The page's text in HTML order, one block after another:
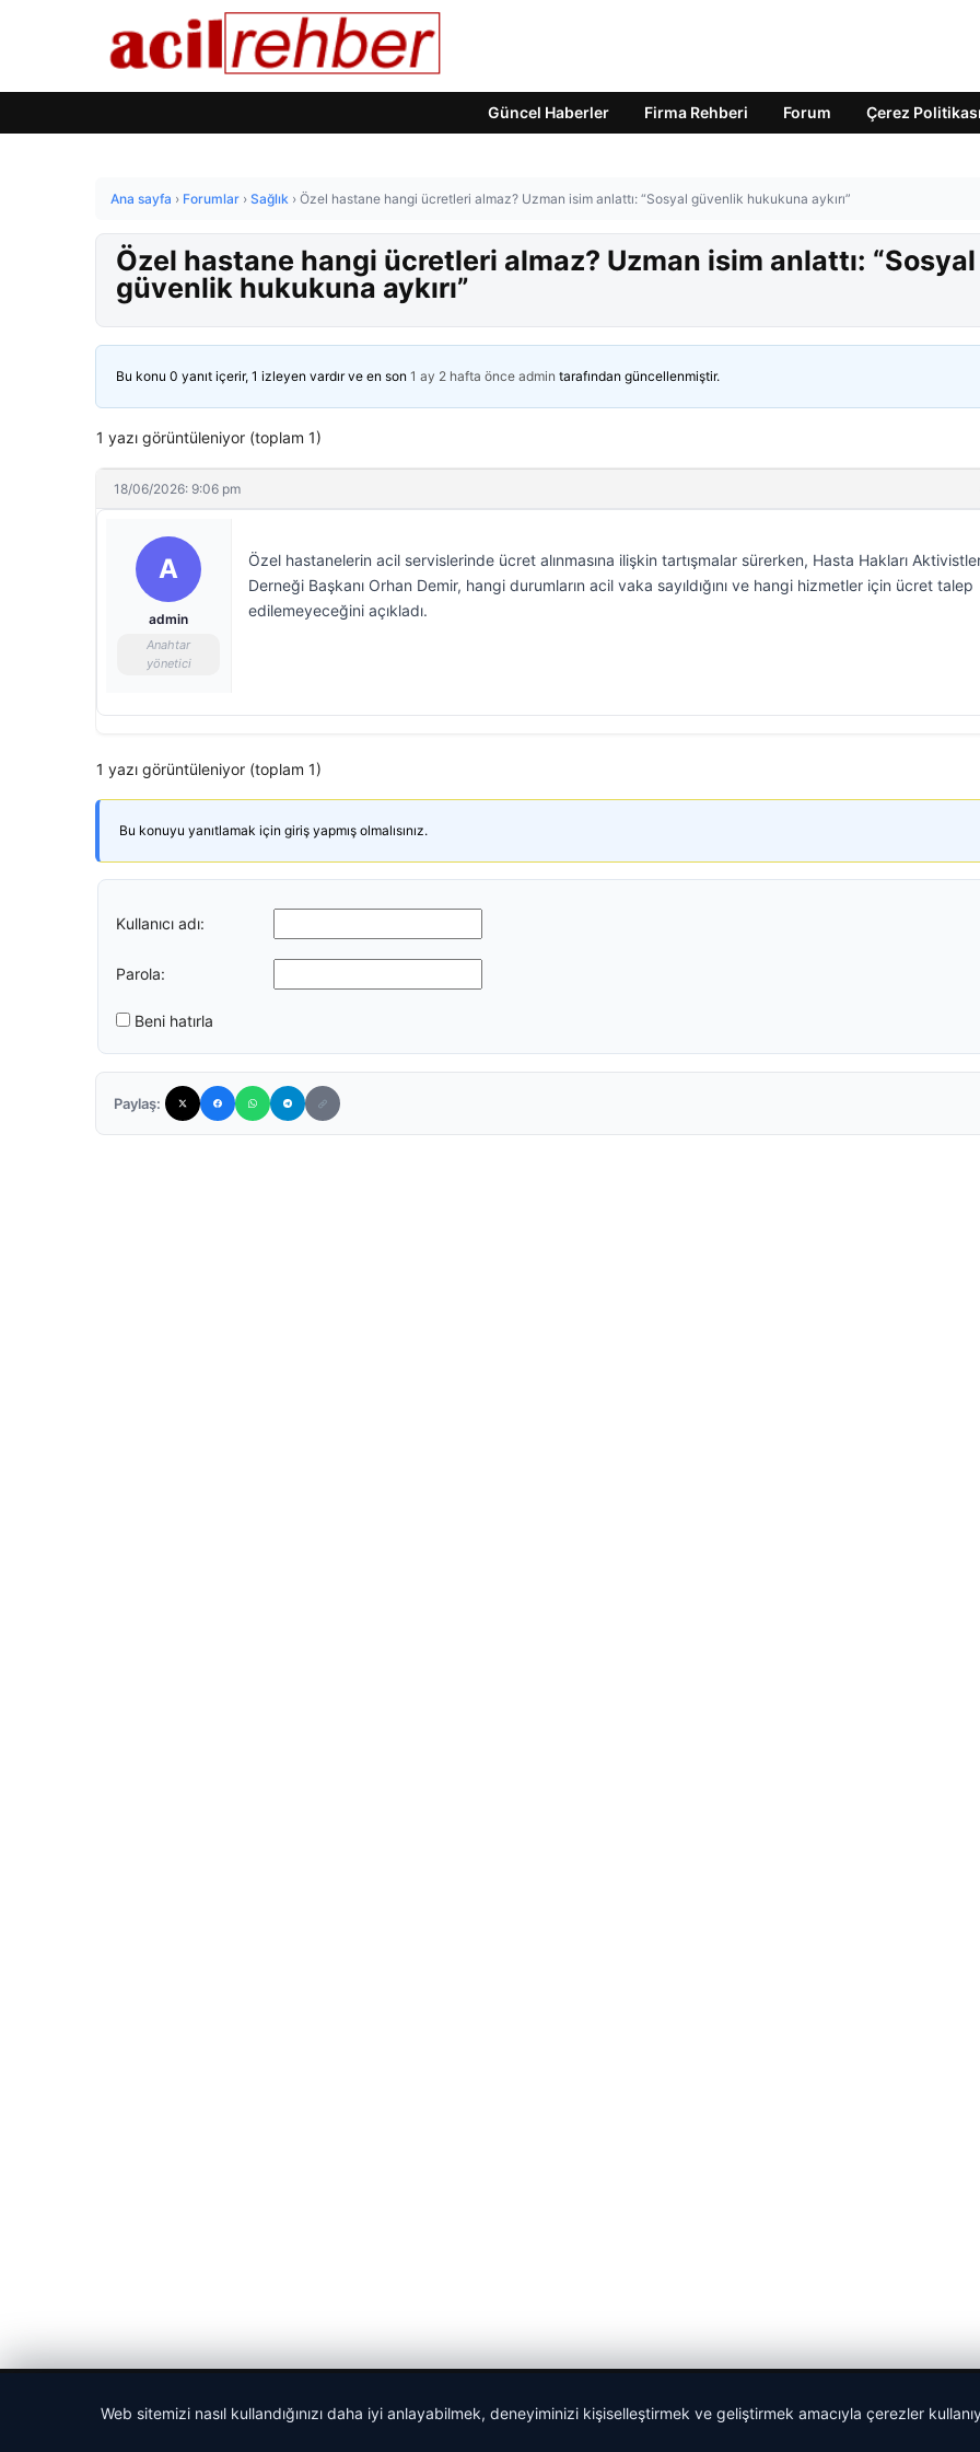
Güncel Haberler Firma Rehberi Forum Çerez Politikası
Ana sayfa › Forumlar › Sağlık › Özel hastane hangi ücretleri almaz? Uzman isim anlattı: “Sosyal güvenlik hukukuna aykırı”
Özel hastane hangi ücretleri almaz? Uzman isim anlattı: “Sosyal
güvenlik hukukuna aykırı”
Bu konu 0 yanıt içerir, 1 izleyen vardır ve en son 1 ay 2 hafta önce admin tarafından güncellenmiştir.
1 yazı görüntüleniyor (toplam 1)
18/06/2026: 9:06 pm
A
admin
Anahtar
yönetici
Özel hastanelerin acil servislerinde ücret alınmasına ilişkin tartışmalar sürerken, Hasta Hakları
Derneği Başkanı Orhan Demir, hangi durumların acil vaka sayıldığını ve hangi hizmetler için ücret talep
edilemeyeceğini açıkladı.
1 yazı görüntüleniyor (toplam 1)
Bu konuyu yanıtlamak için giriş yapmış olmalısınız.
Kullanıcı adı:
Parola:
Beni hatırla
Paylaş:
Web sitemizi nasıl kullandığınızı daha iyi anlayabilmek, deneyiminizi kişiselleştirmek ve geliştirmek amacıyla çerezler